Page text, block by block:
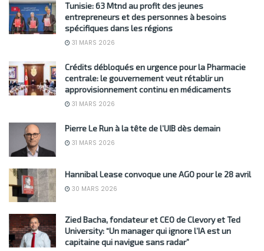
Tunisie: 63 Mtnd au profit des jeunes
entrepreneurs et des personnes à besoins
spécifiques dans les régions
31 MARS 2026
Crédits débloqués en urgence pour la Pharmacie
centrale: le gouvernement veut rétablir un
approvisionnement continu en médicaments
31 MARS 2026
Pierre Le Run à la tête de l’UIB dès demain
31 MARS 2026
Hannibal Lease convoque une AGO pour le 28 avril
30 MARS 2026
Zied Bacha, fondateur et CEO de Clevory et Ted
University: “Un manager qui ignore l’IA est un
capitaine qui navigue sans radar”